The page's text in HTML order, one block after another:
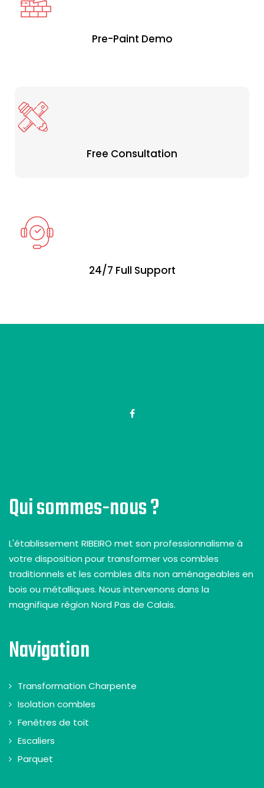
Pre-Paint Demo
Free Consultation
24/7 Full Support
Qui sommes-nous ?
L'établissement RIBEIRO met son professionnalisme à
votre disposition pour transformer vos combles
traditionnels et les combles dits non aménageables en
bois ou métalliques. Nous intervenons dans la
magnifique région Nord Pas de Calais.
Navigation
Transformation Charpente
Isolation combles
Fenêtres de toit
Escaliers
Parquet